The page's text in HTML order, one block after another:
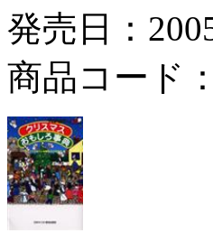
発売日：
商品コード